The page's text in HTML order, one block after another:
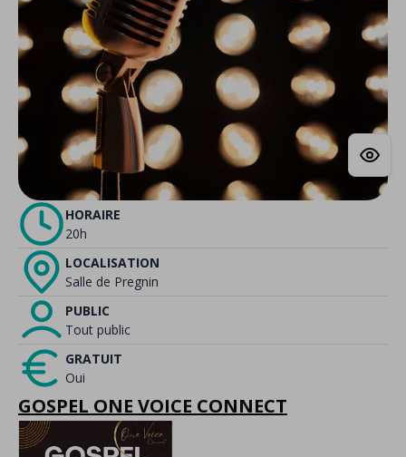
HORAIRE
20h
LOCALISATION
Salle de Pregnin
PUBLIC
Tout public
GRATUIT
Oui
GOSPEL ONE VOICE CONNECT